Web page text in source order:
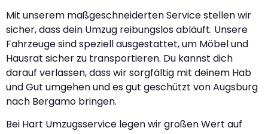
Mit unserem maßgeschneiderten Service stellen wir
sicher, dass dein Umzug reibungslos abläuft. Unsere
Fahrzeuge sind speziell ausgestattet, um Möbel und
Hausrat sicher zu transportieren. Du kannst dich
darauf verlassen, dass wir sorgfältig mit deinem Hab
und Gut umgehen und es gut geschützt von Augsburg
nach Bergamo bringen.
Bei Hart Umzugsservice legen wir großen Wert auf